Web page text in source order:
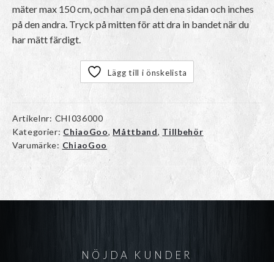
mäter max 150 cm, och har cm på den ena sidan och inches
på den andra. Tryck på mitten för att dra in bandet när du
har mätt färdigt.
Lägg till i önskelista
Artikelnr: CHI036000
Kategorier: ChiaoGoo, Måttband, Tillbehör
Varumärke: ChiaoGoo
NÖJDA KUNDER